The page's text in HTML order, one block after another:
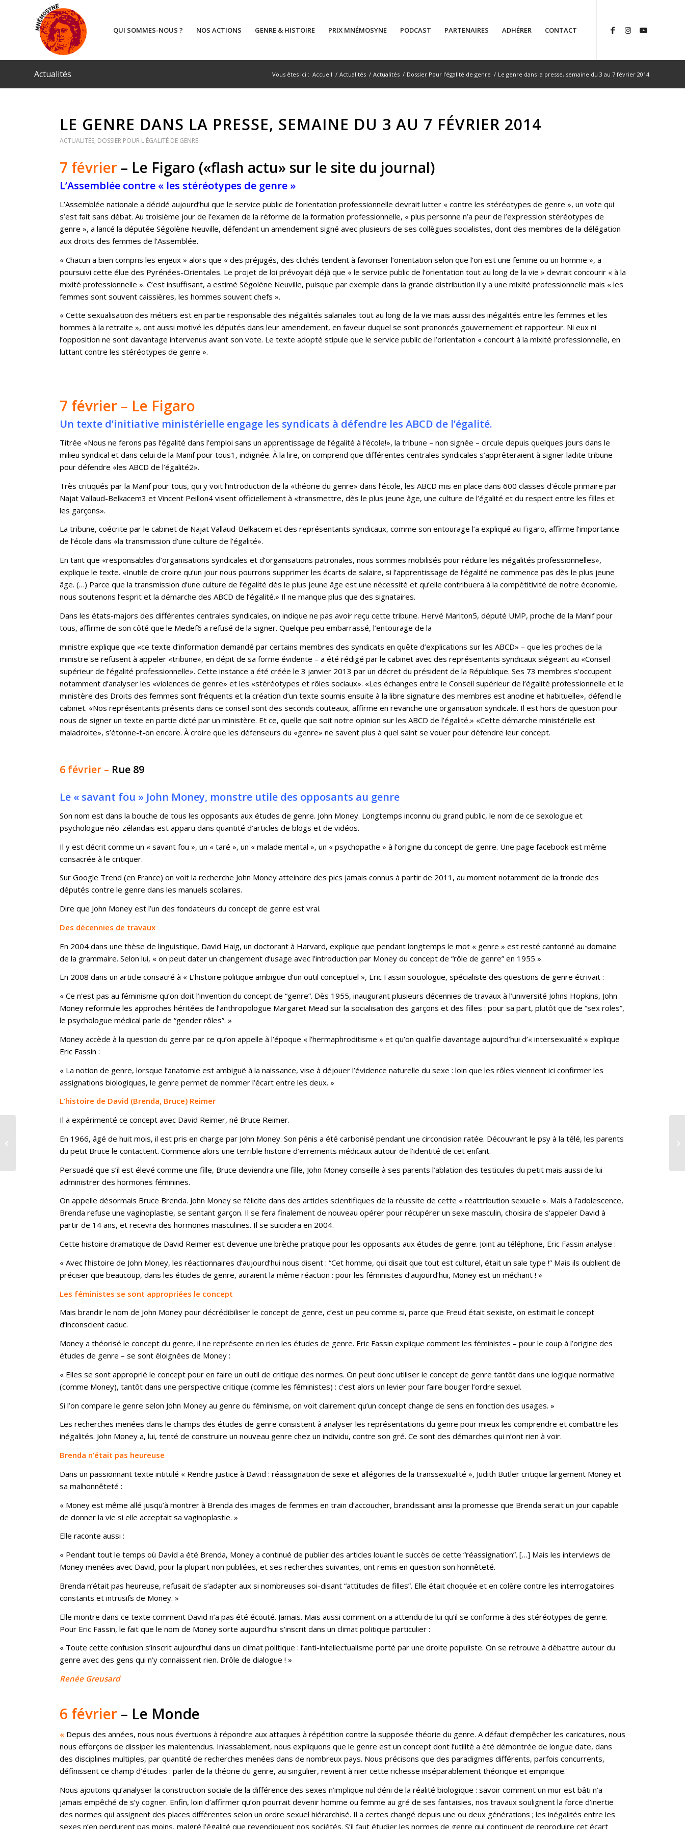
QUI SOMMES-NOUS ? NOS ACTIONS GENRE & HISTOIRE PRIX MNÉMOSYNE PODCAST PARTENAIRES ADHÉRER CONTACT
Actualités Vous êtes ici : Accueil / Actualités / Actualités / Dossier Pour l'égalité de genre / Le genre dans la presse, semaine du 3 au 7 février 2014
LE GENRE DANS LA PRESSE, SEMAINE DU 3 AU 7 FÉVRIER 2014
ACTUALITÉS, DOSSIER POUR L'ÉGALITÉ DE GENRE
7 février – Le Figaro («flash actu» sur le site du journal)
L’Assemblée contre « les stéréotypes de genre »
L’Assemblée nationale a décidé aujourd’hui que le service public de l’orientation professionnelle devrait lutter « contre les stéréotypes de genre », un vote qui
s’est fait sans débat. Au troisième jour de l’examen de la réforme de la formation professionnelle, « plus personne n’a peur de l’expression stéréotypes de
genre », a lancé la députée Ségolène Neuville, défendant un amendement signé avec plusieurs de ses collègues socialistes, dont des membres de la délégation
aux droits des femmes de l’Assemblée.
« Chacun a bien compris les enjeux » alors que « des préjugés, des clichés tendent à favoriser l’orientation selon que l’on est une femme ou un homme », a
poursuivi cette élue des Pyrénées-Orientales. Le projet de loi prévoyait déjà que « le service public de l’orientation tout au long de la vie » devrait concourir « à la
mixité professionnelle ». C’est insuffisant, a estimé Ségolène Neuville, puisque par exemple dans la grande distribution il y a une mixité professionnelle mais « les
femmes sont souvent caissières, les hommes souvent chefs ».
« Cette sexualisation des métiers est en partie responsable des inégalités salariales tout au long de la vie mais aussi des inégalités entre les femmes et les
hommes à la retraite », ont aussi motivé les députés dans leur amendement, en faveur duquel se sont prononcés gouvernement et rapporteur. Ni eux ni
l’opposition ne sont davantage intervenus avant son vote. Le texte adopté stipule que le service public de l’orientation « concourt à la mixité professionnelle, en
luttant contre les stéréotypes de genre ».
7 février – Le Figaro
Un texte d’initiative ministérielle engage les syndicats à défendre les ABCD de l’égalité.
Titrée «Nous ne ferons pas l’égalité dans l’emploi sans un apprentissage de l’égalité à l’école!», la tribune – non signée – circule depuis quelques jours dans le
milieu syndical et dans celui de la Manif pour tous1, indignée. À la lire, on comprend que différentes centrales syndicales s’apprêteraient à signer ladite tribune
pour défendre «les ABCD de l’égalité2».
Très critiqués par la Manif pour tous, qui y voit l’introduction de la «théorie du genre» dans l’école, les ABCD mis en place dans 600 classes d’école primaire par
Najat Vallaud-Belkacem3 et Vincent Peillon4 visent officiellement à «transmettre, dès le plus jeune âge, une culture de l’égalité et du respect entre les filles et
les garçons».
La tribune, coécrite par le cabinet de Najat Vallaud-Belkacem et des représentants syndicaux, comme son entourage l’a expliqué au Figaro, affirme l’importance
de l’école dans «la transmission d’une culture de l’égalité».
En tant que «responsables d’organisations syndicales et d’organisations patronales, nous sommes mobilisés pour réduire les inégalités professionnelles»,
explique le texte. «Inutile de croire qu’un jour nous pourrons supprimer les écarts de salaire, si l’apprentissage de l’égalité ne commence pas dès le plus jeune
âge. (…) Parce que la transmission d’une culture de l’égalité dès le plus jeune âge est une nécessité et qu’elle contribuera à la compétitivité de notre économie,
nous soutenons l’esprit et la démarche des ABCD de l’égalité.» Il ne manque plus que des signataires.
Dans les états-majors des différentes centrales syndicales, on indique ne pas avoir reçu cette tribune. Hervé Mariton5, député UMP, proche de la Manif pour
tous, affirme de son côté que le Medef6 a refusé de la signer. Quelque peu embarrassé, l’entourage de la
ministre explique que «ce texte d’information demandé par certains membres des syndicats en quête d’explications sur les ABCD» – que les proches de la
ministre se refusent à appeler «tribune», en dépit de sa forme évidente – a été rédigé par le cabinet avec des représentants syndicaux siégeant au «Conseil
supérieur de l’égalité professionnelle». Cette instance a été créée le 3 janvier 2013 par un décret du président de la République. Ses 73 membres s’occupent
notamment d’analyser les «violences de genre» et les «stéréotypes et rôles sociaux». «Les échanges entre le Conseil supérieur de l’égalité professionnelle et le
ministère des Droits des femmes sont fréquents et la création d’un texte soumis ensuite à la libre signature des membres est anodine et habituelle», défend le
cabinet. «Nos représentants présents dans ce conseil sont des seconds couteaux, affirme en revanche une organisation syndicale. Il est hors de question pour
nous de signer un texte en partie dicté par un ministère. Et ce, quelle que soit notre opinion sur les ABCD de l’égalité.» «Cette démarche ministérielle est
maladroite», s’étonne-t-on encore. À croire que les défenseurs du «genre» ne savent plus à quel saint se vouer pour défendre leur concept.
6 février – Rue 89
Le « savant fou » John Money, monstre utile des opposants au genre
Son nom est dans la bouche de tous les opposants aux études de genre. John Money. Longtemps inconnu du grand public, le nom de ce sexologue et
psychologue néo-zélandais est apparu dans quantité d’articles de blogs et de vidéos.
Il y est décrit comme un « savant fou », un « taré », un « malade mental », un « psychopathe » à l’origine du concept de genre. Une page facebook est même
consacrée à le critiquer.
Sur Google Trend (en France) on voit la recherche John Money atteindre des pics jamais connus à partir de 2011, au moment notamment de la fronde des
députés contre le genre dans les manuels scolaires.
Dire que John Money est l’un des fondateurs du concept de genre est vrai.
Des décennies de travaux
En 2004 dans une thèse de linguistique, David Haig, un doctorant à Harvard, explique que pendant longtemps le mot « genre » est resté cantonné au domaine
de la grammaire. Selon lui, « on peut dater un changement d’usage avec l’introduction par Money du concept de “rôle de genre” en 1955 ».
En 2008 dans un article consacré à « L’histoire politique ambiguë d’un outil conceptuel », Eric Fassin sociologue, spécialiste des questions de genre écrivait :
« Ce n’est pas au féminisme qu’on doit l’invention du concept de “genre”. Dès 1955, inaugurant plusieurs décennies de travaux à l’université Johns Hopkins, John
Money reformule les approches héritées de l’anthropologue Margaret Mead sur la socialisation des garçons et des filles : pour sa part, plutôt que de “sex roles”,
le psychologue médical parle de “gender rôles”. »
Money accède à la question du genre par ce qu’on appelle à l’époque « l’hermaphroditisme » et qu’on qualifie davantage aujourd’hui d’« intersexualité » explique
Eric Fassin :
« La notion de genre, lorsque l’anatomie est ambiguë à la naissance, vise à déjouer l’évidence naturelle du sexe : loin que les rôles viennent ici confirmer les
assignations biologiques, le genre permet de nommer l’écart entre les deux. »
L’histoire de David (Brenda, Bruce) Reimer
Il a expérimenté ce concept avec David Reimer, né Bruce Reimer.
En 1966, âgé de huit mois, il est pris en charge par John Money. Son pénis a été carbonisé pendant une circoncision ratée. Découvrant le psy à la télé, les parents
du petit Bruce le contactent. Commence alors une terrible histoire d’errements médicaux autour de l’identité de cet enfant.
Persuadé que s’il est élevé comme une fille, Bruce deviendra une fille, John Money conseille à ses parents l’ablation des testicules du petit mais aussi de lui
administrer des hormones féminines.
On appelle désormais Bruce Brenda. John Money se félicite dans des articles scientifiques de la réussite de cette « réattribution sexuelle ». Mais à l’adolescence,
Brenda refuse une vaginoplastie, se sentant garçon. Il se fera finalement de nouveau opérer pour récupérer un sexe masculin, choisira de s’appeler David à
partir de 14 ans, et recevra des hormones masculines. Il se suicidera en 2004.
Cette histoire dramatique de David Reimer est devenue une brèche pratique pour les opposants aux études de genre. Joint au téléphone, Eric Fassin analyse :
« Avec l’histoire de John Money, les réactionnaires d’aujourd’hui nous disent : “Cet homme, qui disait que tout est culturel, était un sale type !” Mais ils oublient de
préciser que beaucoup, dans les études de genre, auraient la même réaction : pour les féministes d’aujourd’hui, Money est un méchant ! »
Les féministes se sont appropriées le concept
Mais brandir le nom de John Money pour décrédibiliser le concept de genre, c’est un peu comme si, parce que Freud était sexiste, on estimait le concept
d’inconscient caduc.
Money a théorisé le concept du genre, il ne représente en rien les études de genre. Eric Fassin explique comment les féministes – pour le coup à l’origine des
études de genre – se sont éloignées de Money :
« Elles se sont approprié le concept pour en faire un outil de critique des normes. On peut donc utiliser le concept de genre tantôt dans une logique normative
(comme Money), tantôt dans une perspective critique (comme les féministes) : c’est alors un levier pour faire bouger l’ordre sexuel.
Si l’on compare le genre selon John Money au genre du féminisme, on voit clairement qu’un concept change de sens en fonction des usages. »
Les recherches menées dans le champs des études de genre consistent à analyser les représentations du genre pour mieux les comprendre et combattre les
inégalités. John Money a, lui, tenté de construire un nouveau genre chez un individu, contre son gré. Ce sont des démarches qui n’ont rien à voir.
Brenda n’était pas heureuse
Dans un passionnant texte intitulé « Rendre justice à David : réassignation de sexe et allégories de la transsexualité », Judith Butler critique largement Money et
sa malhonnêteté :
« Money est même allé jusqu’à montrer à Brenda des images de femmes en train d’accoucher, brandissant ainsi la promesse que Brenda serait un jour capable
de donner la vie si elle acceptait sa vaginoplastie. »
Elle raconte aussi :
« Pendant tout le temps où David a été Brenda, Money a continué de publier des articles louant le succès de cette “réassignation”. […] Mais les interviews de
Money menées avec David, pour la plupart non publiées, et ses recherches suivantes, ont remis en question son honnêteté.
Brenda n’était pas heureuse, refusait de s’adapter aux si nombreuses soi-disant “attitudes de filles”. Elle était choquée et en colère contre les interrogatoires
constants et intrusifs de Money. »
Elle montre dans ce texte comment David n’a pas été écouté. Jamais. Mais aussi comment on a attendu de lui qu’il se conforme à des stéréotypes de genre.
Pour Eric Fassin, le fait que le nom de Money sorte aujourd’hui s’inscrit dans un climat politique particulier :
« Toute cette confusion s’inscrit aujourd’hui dans un climat politique : l’anti-intellectualisme porté par une droite populiste. On se retrouve à débattre autour du
genre avec des gens qui n’y connaissent rien. Drôle de dialogue ! »
Renée Greusard
6 février – Le Monde
« Depuis des années, nous nous évertuons à répondre aux attaques à répétition contre la supposée théorie du genre. A défaut d’empêcher les caricatures, nous
nous efforçons de dissiper les malentendus. Inlassablement, nous expliquons que le genre est un concept dont l’utilité a été démontrée de longue date, dans
des disciplines multiples, par quantité de recherches menées dans de nombreux pays. Nous précisons que des paradigmes différents, parfois concurrents,
définissent ce champ d’études : parler de la théorie du genre, au singulier, revient à nier cette richesse inséparablement théorique et empirique.
Nous ajoutons qu’analyser la construction sociale de la différence des sexes n’implique nul déni de la réalité biologique : savoir comment un mur est bâti n’a
jamais empêché de s’y cogner. Enfin, loin d’affirmer qu’on pourrait devenir homme ou femme au gré de ses fantaisies, nos travaux soulignent la force d’inertie
des normes qui assignent des places différentes selon un ordre sexuel hiérarchisé. Il a certes changé depuis une ou deux générations ; les inégalités entre les
sexes n’en perdurent pas moins, malgré l’égalité que revendiquent nos sociétés. S’il faut étudier les normes de genre qui continuent de reproduire cet écart
Prisonniers du FLN